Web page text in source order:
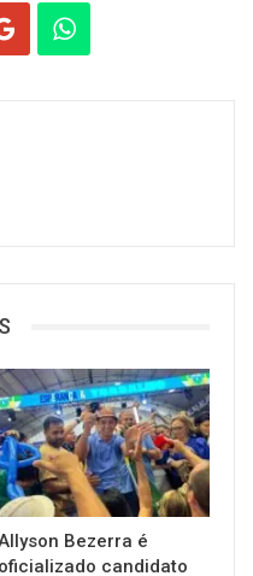
Bezerra é
oficializado candidato